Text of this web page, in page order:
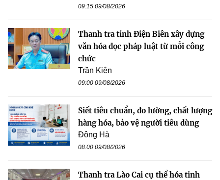
09:15 09/08/2026
Thanh tra tỉnh Điện Biên xây dựng
văn hóa đọc pháp luật từ mỗi công
chức
Trần Kiên
09:00 09/08/2026
Siết tiêu chuẩn, đo lường, chất lượng
hàng hóa, bảo vệ người tiêu dùng
Đông Hà
08:00 09/08/2026
Thanh tra Lào Cai cụ thể hóa tinh